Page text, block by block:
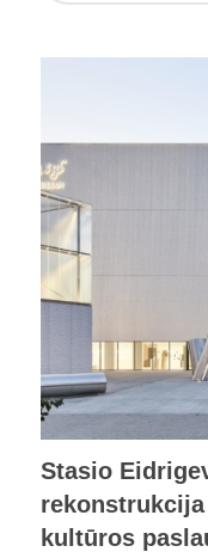
Stasio
kultūros